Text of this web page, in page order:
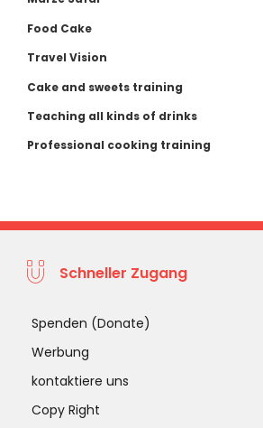
Food Cake
Travel Vision
Cake and sweets training
Teaching all kinds of drinks
Professional cooking training
Schneller Zugang
Spenden (Donate)
Werbung
kontaktiere uns
Copy Right